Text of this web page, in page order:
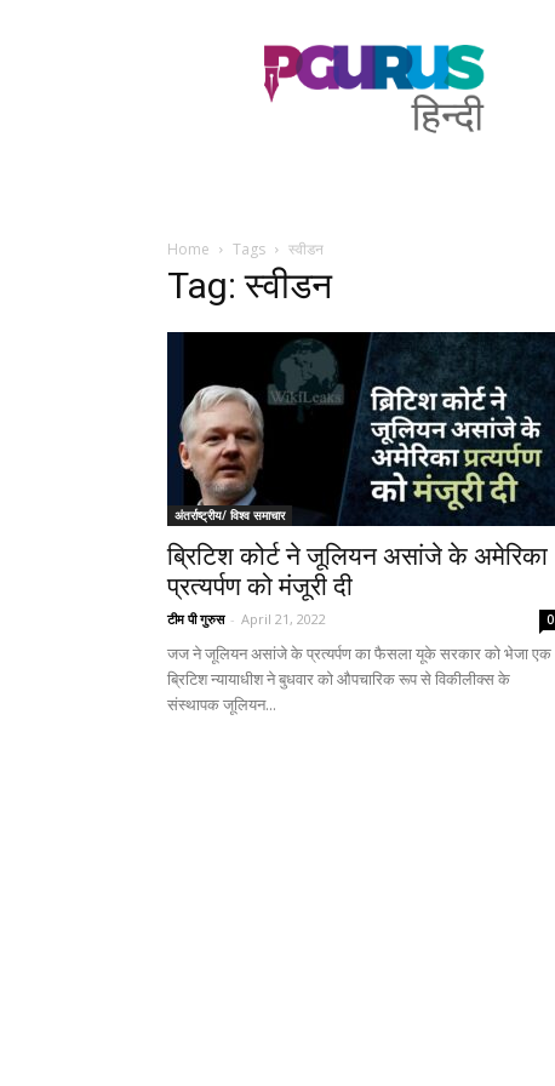
PGurus
Hindi
Home Tags स्वीडन
Tag: स्वीडन
अंतर्राष्ट्रीय/ विश्व समाचार
ब्रिटिश कोर्ट ने जूलियन असांजे के अमेरिका
प्रत्यर्पण को मंजूरी दी
टीम पी गुरुस - April 21, 2022 0
जज ने जूलियन असांजे के प्रत्यर्पण का फैसला यूके सरकार को भेजा एक
ब्रिटिश न्यायाधीश ने बुधवार को औपचारिक रूप से विकीलीक्स के
संस्थापक जूलियन...